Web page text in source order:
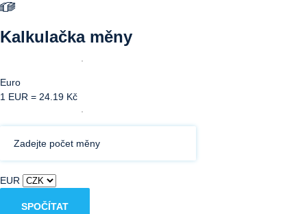
Kalkulačka měny
Euro
1 EUR = 24.19 Kč
EUR
SPOČÍTAT